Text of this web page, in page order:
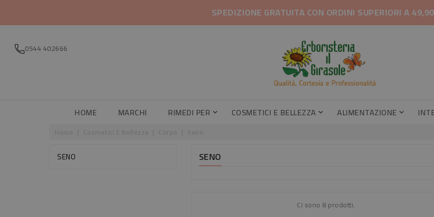
SPEDIZIONE GRATUITA CON ORDINI SUPERIORI A
0544 402666
HOME MARCHI RIMEDI PER COSMETICI E BELLEZZA ALIMENTAZIONE
SENO SENO
Ci sono 8 prodotti.